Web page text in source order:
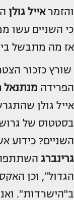
והזמראייל גולן
כי השניים עשו
אז מה מתבשל
שורץ כזכור
הפרידה מנתנאל
אייל גולן
בסטטוס של
השניים? כידוע
גרינברג השתתפה
הגדול", וכן
ב"הישרדות".